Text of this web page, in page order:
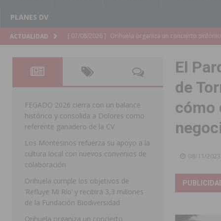
PLANES DV
ACTUALIDAD [ 07/08/2026 ] El Ayuntamiento de Almoradí mejora
[ 07/08/2026 ]
Educación destina 1,2 millones
[ 07/08/2026 ] La Policía Nacional desarticula un
clonación de llaves electrónicas
ORIHUELA
[ 07/08/2026 ] Torrevieja impulsa el empleo con la
[ 07/08/2026 ] Raiguero de Bonanza alerta del riesgo
[ 07/08/2026 ]
La Generalitat impulsa el
[ 07/08/2026 ] Benferri ya se prepara para dar
El
de
cómo
08/11/2023
FEGADO 2026 cierra con un balance
histórico y consolida a Dolores como
referente ganadero de la CV
Los Montesinos refuerza su apoyo a la
cultura local con nuevos convenios de
colaboración
Orihuela cumple los objetivos de
‘Refluye Mi Río’ y recibirá 3,3 millones
de la Fundación Biodiversidad
Orihuela organiza un concierto